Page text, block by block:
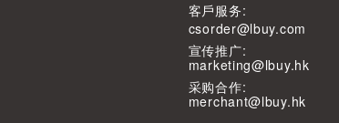
客⼾服务:
csorder@lbuy.com
宣传推广:
marketing@lbuy.hk
采购合作:
merchant@lbuy.hk